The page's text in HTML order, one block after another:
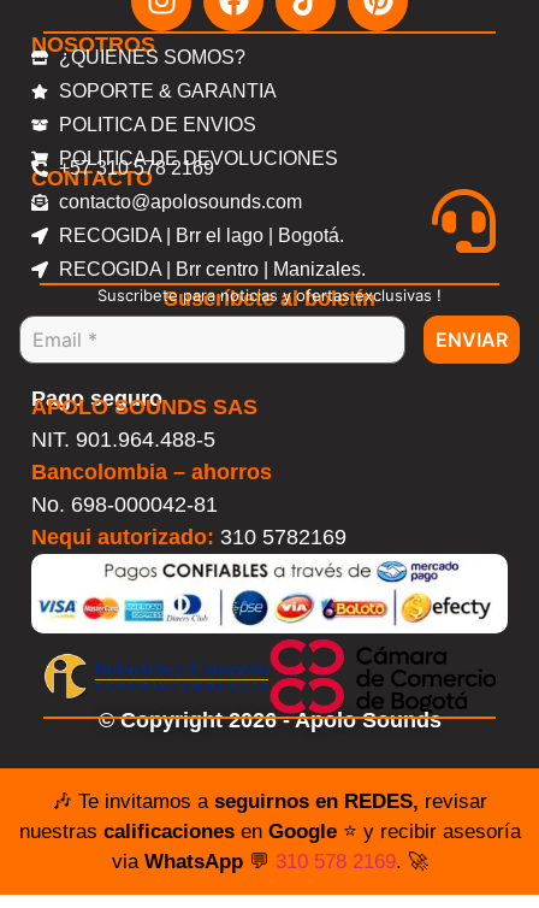
NOSOTROS
¿QUIENES SOMOS?
SOPORTE & GARANTIA
POLITICA DE ENVIOS
POLITICA DE DEVOLUCIONES
CONTACTO
+57 310 578 2169
contacto@apolosounds.com
RECOGIDA | Brr el lago | Bogotá.
RECOGIDA | Brr centro | Manizales.
Suscríbete al boletín
Suscribete para noticias y ofertas exclusivas !
ENVIAR
Pago seguro
APOLO SOUNDS SAS
NIT. 901.964.488-5
Bancolombia – ahorros
No. 698-000042-81
Nequi autorizado: 310 5782169
© Copyright 2026 - Apolo Sounds
🎶 Te invitamos a seguirnos en REDES, revisar
nuestras calificacionesen Google⭐️ y recibir asesoría
via WhatsApp💬 310 578 2169. 🚀